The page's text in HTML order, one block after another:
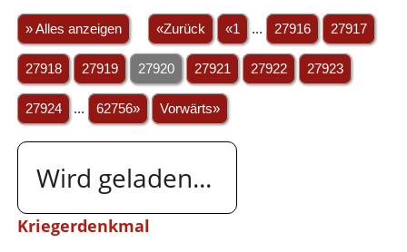
» Alles anzeigen «Zurück «1 ... 27916 27917
27918 27919 27920 27921 27922 27923
27924 ... 62756» Vorwärts»
Wird geladen...
Kriegerdenkmal